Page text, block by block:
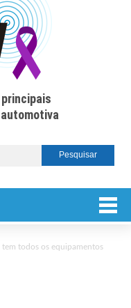
todos os equipamentos